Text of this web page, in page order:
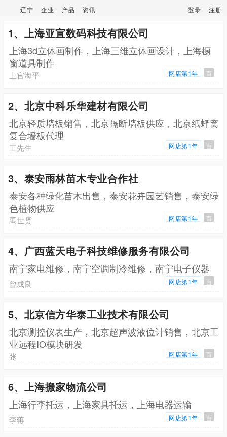
辽宁 企业 产品 资讯 登录 注册
1、上海亚宣数码科技有限公司
上海3d立体画制作，上海三维立体画设计，上海橱
窗道具制作
上官海平 网店第1年 百
2、北京中科乐华建材有限公司
北京轻质墙板销售，北京隔断墙板供应，北京纸蜂窝
复合墙板代理
王先生 网店第1年 百
3、泰安雨林苗木专业合作社
泰安各种绿化苗木出售，泰安花卉园艺销售，泰安绿
色植物供应
禹世贤 网店第1年 百
4、广西蓝天电子科技维修服务有限公司
南宁家电维修，南宁空调制冷维修，南宁电子仪器
曾成良 网店第1年 百
5、北京信方华泰工业技术有限公司
北京测控仪表生产，北京超声波液位计销售，北京工
业远程IO模块研发
张 网店第1年 百
6、上海搬家物流公司
上海行李托运，上海家具托运，上海电器运输
李蒋 网店第1年 百